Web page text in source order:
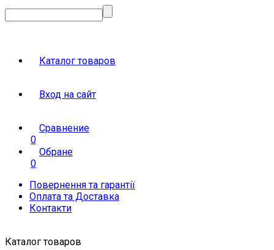
Каталог товаров
Вход на сайт
Сравнение
0
Обране
0
Повернення та гарантії
Оплата та Доставка
Контакти
Каталог товаров